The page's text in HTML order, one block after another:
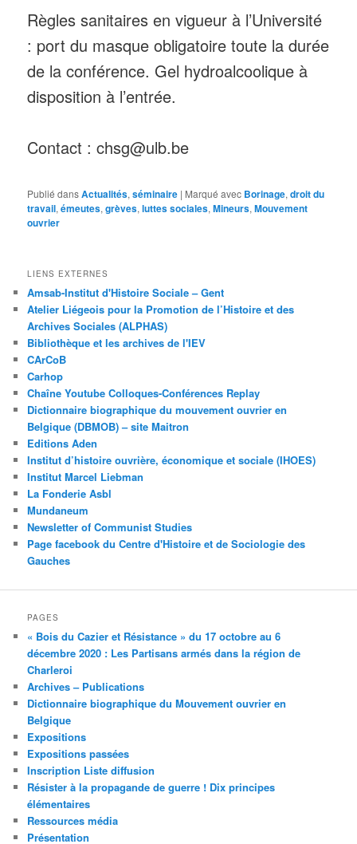
Règles sanitaires en vigueur à l’Université
: port du masque obligatoire toute la durée
de la conférence. Gel hydroalcoolique à
disposition à l’entrée.
Contact : chsg@ulb.be
Publié dansActualités,séminaire | Marqué avec Borinage,droit du
travail,émeutes,grèves,luttes sociales,Mineurs,Mouvement
ouvrier
LIENS EXTERNES
Amsab-Institut d'Histoire Sociale – Gent
Atelier Liégeois pour la Promotion de l’Histoire et des
Archives Sociales (ALPHAS)
Bibliothèque et les archives de l'IEV
CArCoB
Carhop
Chaîne Youtube Colloques-Conférences Replay
Dictionnaire biographique du mouvement ouvrier en
Belgique (DBMOB) – site Maitron
Editions Aden
Institut d’histoire ouvrière, économique et sociale (IHOES)
Institut Marcel Liebman
La Fonderie Asbl
Mundaneum
Newsletter of Communist Studies
Page facebook du Centre d'Histoire et de Sociologie des
Gauches
PAGES
« Bois du Cazier et Résistance » du 17 octobre au 6
décembre 2020 : Les Partisans armés dans la région de
Charleroi
Archives – Publications
Dictionnaire biographique du Mouvement ouvrier en
Belgique
Expositions
Expositions passées
Inscription Liste diffusion
Résister à la propagande de guerre ! Dix principes
élémentaires
Ressources média
Présentation